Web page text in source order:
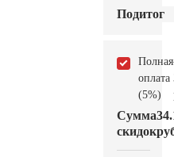
Подитог
Полная
оплата
(5%)
Сумма
скидок